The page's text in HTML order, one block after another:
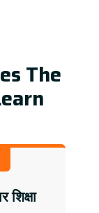
The